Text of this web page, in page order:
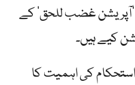
غضب للحق’ کے
کیے ہیں۔
کی اہمیت کا